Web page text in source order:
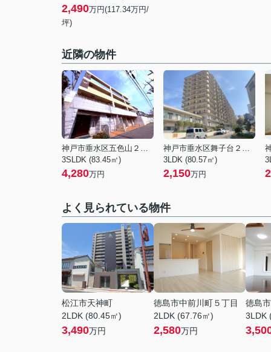
2,490万円(117.34万円/
坪)
近隣の物件
神戸市垂水区五色山２丁目
3SLDK (83.45㎡)
4,280万円
神戸市垂水区舞子台２丁目
3LDK (80.57㎡)
2,150万円
よく見られている物件
松江市天神町
2LDK (80.45㎡)
3,490万円
徳島市中前川町５丁目
2LDK (67.76㎡)
2,580万円
徳島
3LDK